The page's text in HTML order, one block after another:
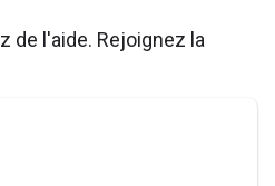
de l'aide. Rejoignez la